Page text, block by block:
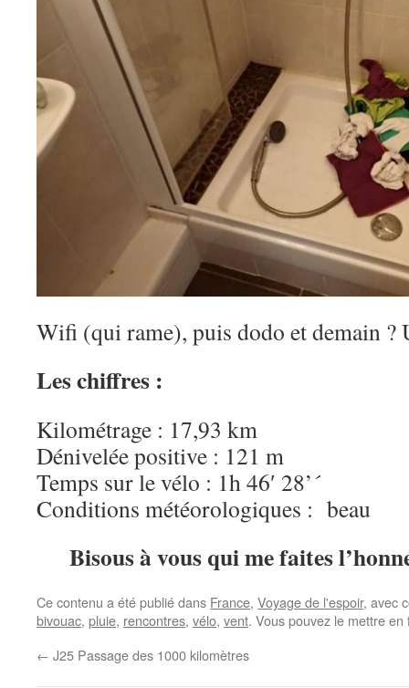
Wifi (qui rame), puis dodo et demain
Les chiffres :
Kilométrage : 17,93 km
Dénivelée positive : 121 m
Temps sur le vélo : 1h 46′ 28’´
Conditions météorologiques : beau
Bisous à vous qui me faites
Ce contenu a été publié dans France, Voyage de l'espoir, avec
bivouac, pluie, rencontres, vélo, vent. Vous pouvez le mettre
← J25 Passage des 1000 kilomètres